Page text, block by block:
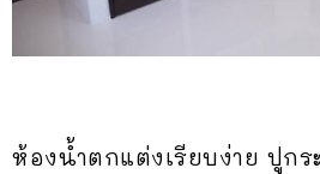
ห้องน้ำตกแต่งเรียบง่าย ปูก